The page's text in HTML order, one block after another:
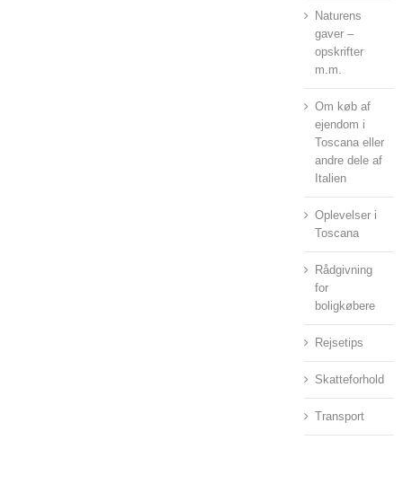
Naturens
gaver –
opskrifter
m.m.
Om køb af
ejendom i
Toscana eller
andre dele af
Italien
Oplevelser i
Toscana
Rådgivning
for
boligkøbere
Rejsetips
Skatteforhold
Transport